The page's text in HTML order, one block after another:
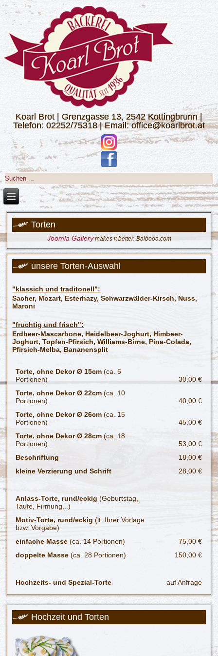
Koarl Brot | Grenzgasse 13, 2542 Kottingbrunn |
Telefon: 02252/75318 | Email: office@koarlbrot.at
Torten
Joomla Gallerymakes it better. Balbooa.com
unsere Torten-Auswahl
"klassich und traditonell":
Sacher, Mozart, Esterhazy, Schwarzwälder-Kirsch, Nuss,
Maroni
"fruchtig und frisch":
Erdbeer-Mascarbone, Heidelbeer-Joghurt, Himbeer-
Joghurt, Topfen-Pfirsich, Williams-Birne, Pina-Colada,
Pfirsich-Melba, Bananensplit
Torte, ohne Dekor Ø 15cm (ca. 6
Portionen)
30,00 €
Torte, ohne Dekor Ø 22cm (ca. 10
Portionen)
40,00 €
Torte, ohne Dekor Ø 26cm (ca. 15
Portionen)
45,00 €
Torte, ohne Dekor Ø 28cm (ca. 18
Portionen)
53,00 €
Beschriftung
18,00 €
kleine Verzierung und Schrift
28,00 €
Anlass-Torte, rund/eckig (Geburtstag,
Taufe, Firmung,..)
Motiv-Torte, rund/eckig (lt. Ihrer Vorlage
bzw. Vorgabe)
einfache Masse (ca. 14 Portionen)
75,00 €
doppelte Masse (ca. 28 Portionen) 150,00 €
Hochzeits- und Spezial-Torte auf Anfrage
Hochzeit und Torten